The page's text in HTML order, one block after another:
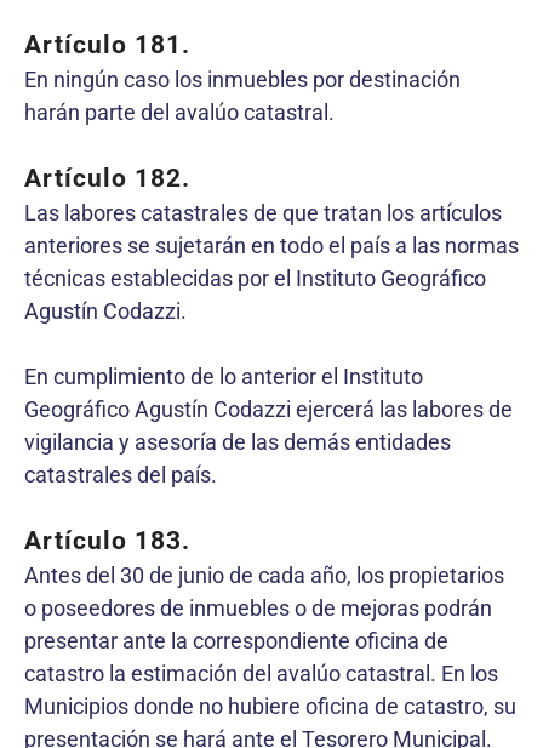
Artículo 181.
En ningún caso los inmuebles por destinación
harán parte del avalúo catastral.
Artículo 182.
Las labores catastrales de que tratan los artículos
anteriores se sujetarán en todo el país a las normas
técnicas establecidas por el Instituto Geográfico
Agustín Codazzi.
En cumplimiento de lo anterior el Instituto
Geográfico Agustín Codazzi ejercerá las labores de
vigilancia y asesoría de las demás entidades
catastrales del país.
Artículo 183.
Antes del 30 de junio de cada año, los propietarios
o poseedores de inmuebles o de mejoras podrán
presentar ante la correspondiente oficina de
catastro la estimación del avalúo catastral. En los
Municipios donde no hubiere oficina de catastro, su
presentación se hará ante el Tesorero Municipal.